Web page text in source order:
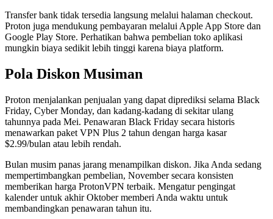
Transfer bank tidak tersedia langsung melalui halaman checkout.
Proton juga mendukung pembayaran melalui Apple App Store dan
Google Play Store. Perhatikan bahwa pembelian toko aplikasi
mungkin biaya sedikit lebih tinggi karena biaya platform.
Pola Diskon Musiman
Proton menjalankan penjualan yang dapat diprediksi selama Black
Friday, Cyber Monday, dan kadang-kadang di sekitar ulang
tahunnya pada Mei. Penawaran Black Friday secara historis
menawarkan paket VPN Plus 2 tahun dengan harga kasar
$2.99/bulan atau lebih rendah.
Bulan musim panas jarang menampilkan diskon. Jika Anda sedang
mempertimbangkan pembelian, November secara konsisten
memberikan harga ProtonVPN terbaik. Mengatur pengingat
kalender untuk akhir Oktober memberi Anda waktu untuk
membandingkan penawaran tahun itu.